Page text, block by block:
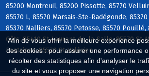
Afin de vous offrir la meilleure expérience
des cookies : pour assurer une performance
récolter des statistiques afin d'analyser le
du site et vous proposer une navigation
85200 Montreuil, 85200 Pissotte, 85770
85570 L, 85570 Marsais-Ste-Radégonde,
85370 Nalliers, 85570 Petosse, 85570 Pouillé,
Gâts, 85410 St-Laurent-de-la-Salle, 85570 St-
Fontaines, 85570 St-Valérien